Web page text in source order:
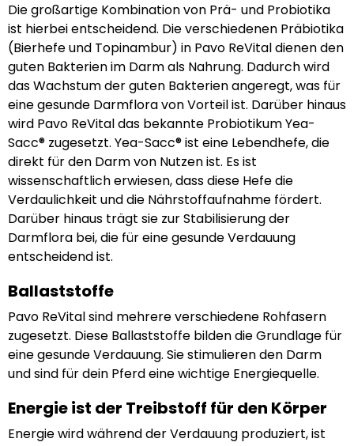
Die großartige Kombination von Prä- und Probiotika
ist hierbei entscheidend. Die verschiedenen Präbiotika
(Bierhefe und Topinambur) in Pavo ReVital dienen den
guten Bakterien im Darm als Nahrung. Dadurch wird
das Wachstum der guten Bakterien angeregt, was für
eine gesunde Darmflora von Vorteil ist. Darüber hinaus
wird Pavo ReVital das bekannte Probiotikum Yea-
Sacc® zugesetzt. Yea-Sacc® ist eine Lebendhefe, die
direkt für den Darm von Nutzen ist. Es ist
wissenschaftlich erwiesen, dass diese Hefe die
Verdaulichkeit und die Nährstoffaufnahme fördert.
Darüber hinaus trägt sie zur Stabilisierung der
Darmflora bei, die für eine gesunde Verdauung
entscheidend ist.
Ballaststoffe
Pavo ReVital sind mehrere verschiedene Rohfasern
zugesetzt. Diese Ballaststoffe bilden die Grundlage für
eine gesunde Verdauung. Sie stimulieren den Darm
und sind für dein Pferd eine wichtige Energiequelle.
Energie ist der Treibstoff für den Körper
Energie wird während der Verdauung produziert, ist